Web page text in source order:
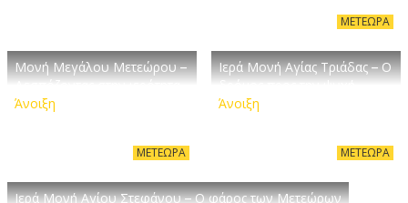
ΜΕΤΈΩΡΑ
Μονή Μεγάλου Μετεώρου –
Άνοιξη
ΜΕΤΈΩΡΑ
Ιερά Μονή Αγίας Τριάδας – Ο
Άνοιξη
ΜΕΤΈΩΡΑ
Ιερά Μονή Αγίου Στεφάνου – Ο φάρος των Μετεώρων